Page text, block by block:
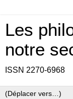
Les
notre
ISSN 2270-6968